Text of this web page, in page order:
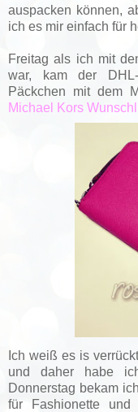
auspacken können,
ich es mir einfach für
Freitag als ich mit
war, kam der
Päckchen mit dem
Michael Kors
Ich weiß es is
und daher habe
Donnerstag bekam
für Fashionette